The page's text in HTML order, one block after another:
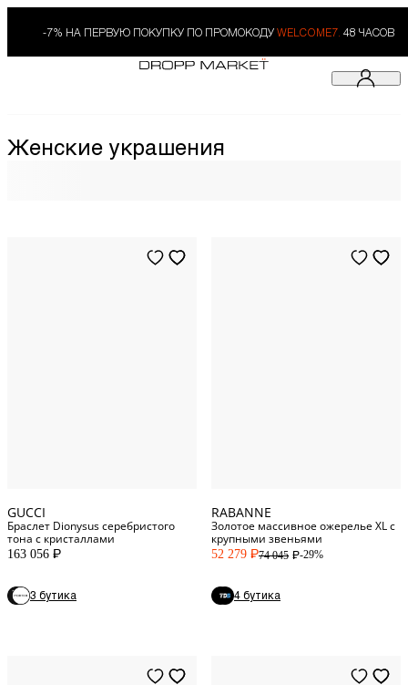
-7% НА ПЕРВУЮ ПОКУПКУ ПО ПРОМОКОДУ WELCOME7. 48 ЧАСОВ
Женские украшения
GUCCI
Браслет Dionysus серебристого
тона с кристаллами
163 056 P
3 бутика
RABANNE
Золотое массивное ожерелье XL с
крупными звеньями
52 279 P74 045 P-29%
4 бутика